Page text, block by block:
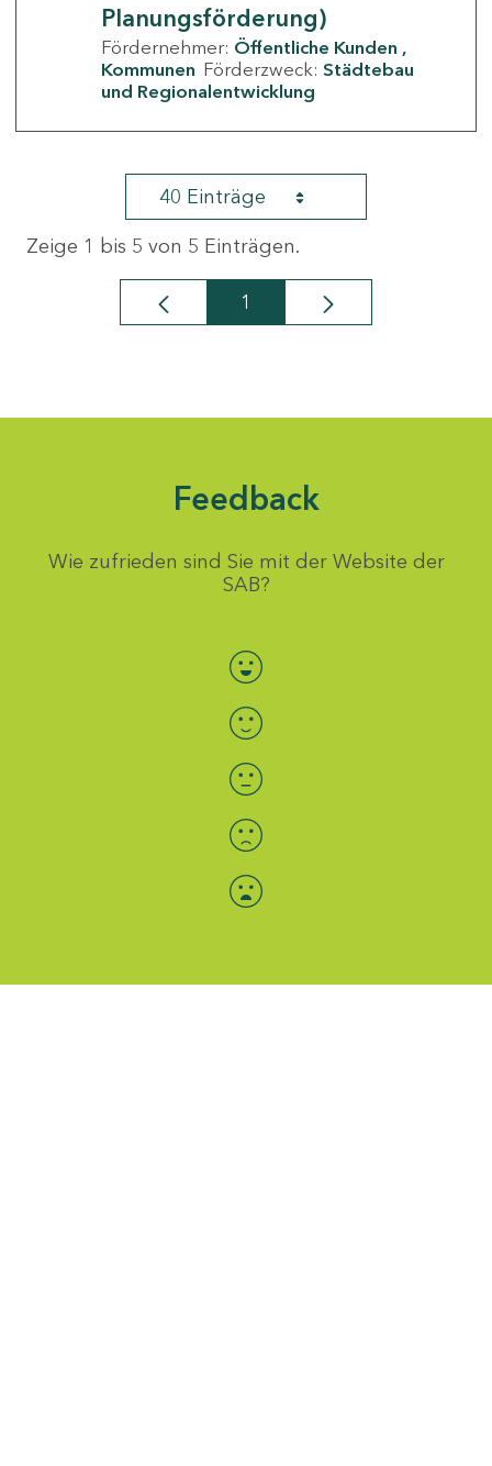
Planungsförderung)
Fördernehmer: Öffentliche Kunden
Kommunen Förderzweck: Städtebau
und Regionalentwicklung
40 Einträge
Zeige 1 bis 5 von 5 Einträgen.
Seite
1
Feedback
Wie zufrieden sind Sie mit der Website der
SAB?
Bewertung auswählen